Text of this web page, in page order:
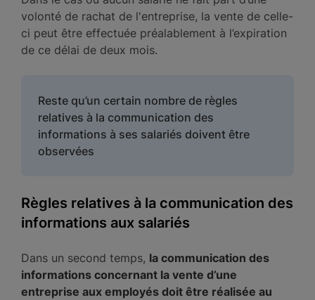
volonté de rachat de l'entreprise, la vente de celle-
ci peut être effectuée préalablement à l’expiration
de ce délai de deux mois.
Reste qu’un certain nombre de règles
relatives à la communication des
informations à ses salariés doivent être
observées
Règles relatives à la communication des
informations aux salariés
Dans un second temps, la communication des
informations concernant la vente d’une
entreprise aux employés doit être réalisée au